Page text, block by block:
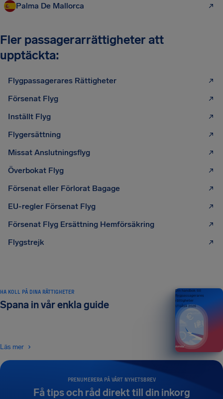
Palma De Mallorca
Fler passagerarrättigheter att
upptäckta:
Flygpassagerares Rättigheter
Försenat Flyg
Inställt Flyg
Flygersättning
Missat Anslutningsflyg
Överbokat Flyg
Försenat eller Förlorat Bagage
EU-regler Försenat Flyg
Försenat Flyg Ersättning Hemförsäkring
Flygstrejk
PRENUMERERA PÅ VÅRT NYHETSBREV
Få tips och råd direkt till din inkorg
HA KOLL PÅ DINA RÄTTIGHETER
Spana in vår enkla guide
Läs mer
Din handbok till
flygpassagerares
rättigheter
UTGÅVA 2026